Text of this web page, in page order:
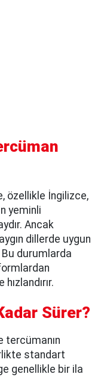
özellikle İngilizce,
yeminli
Ancak
dillerde uygun
durumlarda
Sürer?
tercümanın
standart
genellikle bir ila